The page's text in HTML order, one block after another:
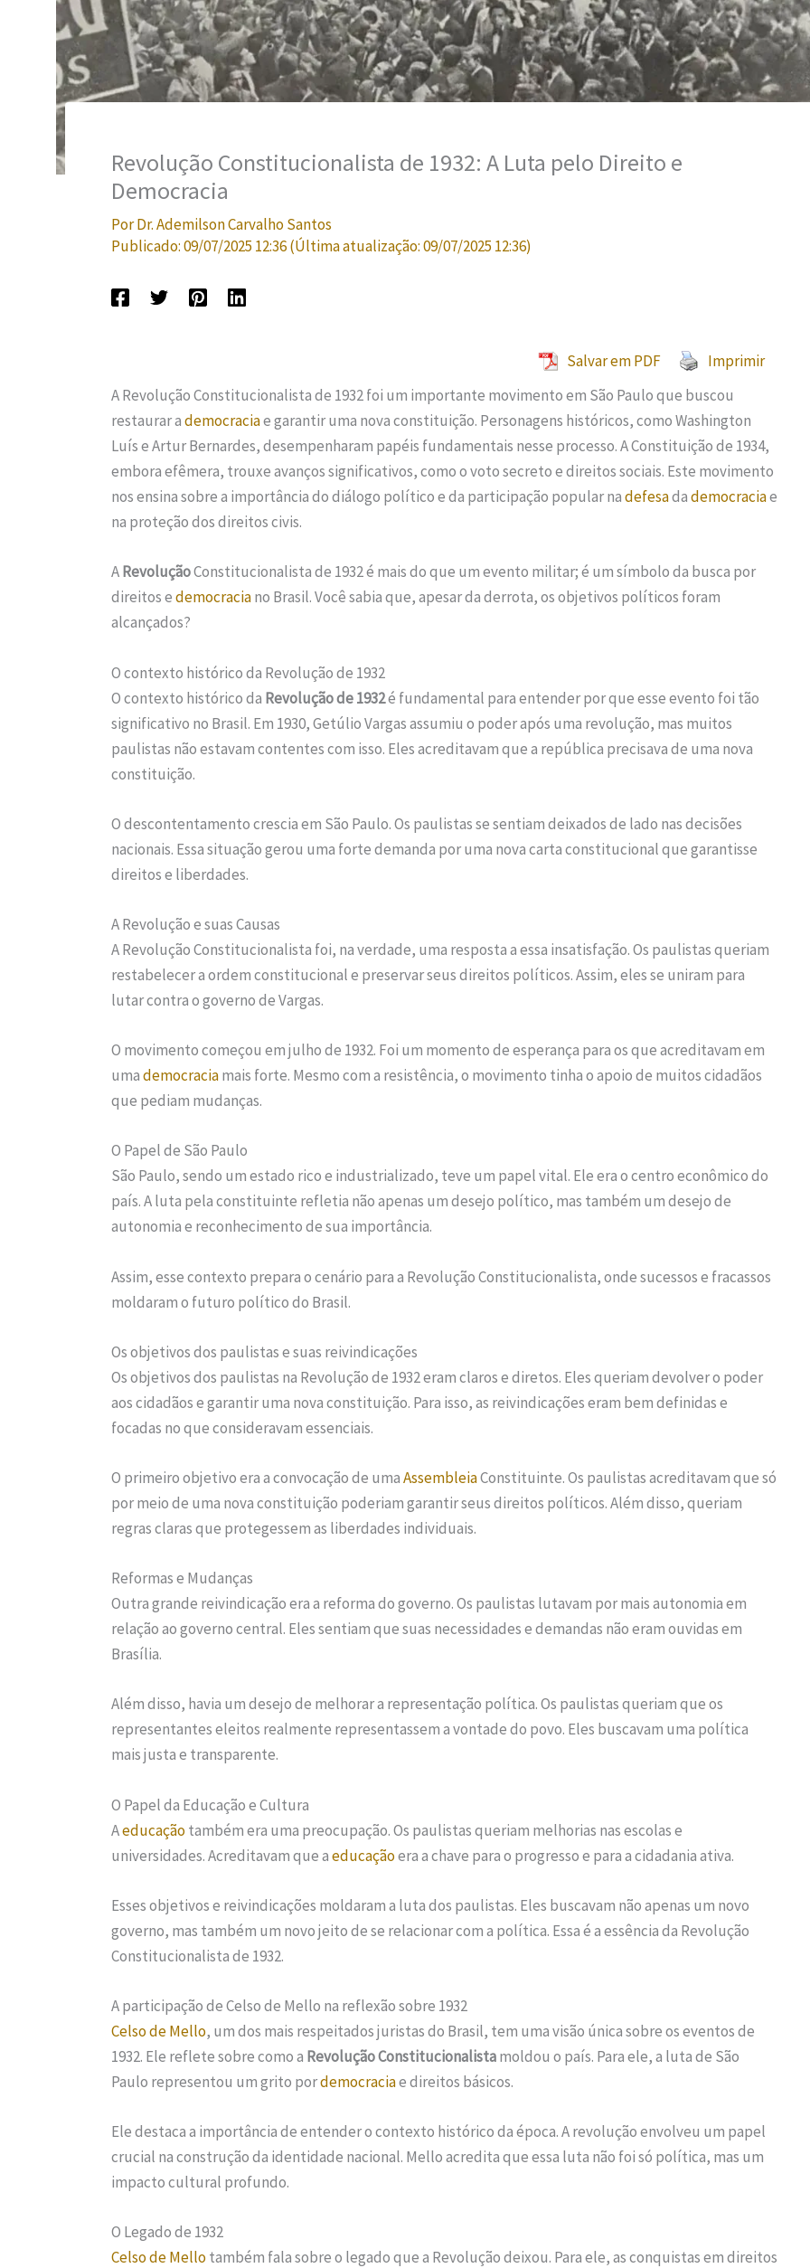
Revolução Constitucionalista de 1932: A Luta pelo Direito e
Democracia
PorDr. Ademilson Carvalho Santos
Publicado:09/07/2025 12:36(Última atualização:09/07/2025 12:36)
Salvar em PDF
Imprimir
A Revolução Constitucionalista de 1932 foi um importante movimento em São Paulo que buscou
restaurar ademocraciae garantir uma nova constituição. Personagens históricos, como Washington
Luís e Artur Bernardes, desempenharam papéis fundamentais nesse processo. A Constituição de 1934,
embora efêmera, trouxe avanços significativos, como o voto secreto e direitos sociais. Este movimento
nos ensina sobre a importância do diálogo político e da participação popular nadefesadademocraciae
na proteção dos direitos civis.
ARevoluçãoConstitucionalista de 1932 é mais do que um evento militar; é um símbolo da busca por
direitos edemocraciano Brasil. Você sabia que, apesar da derrota, os objetivos políticos foram
alcançados?
O contexto histórico da Revolução de 1932
O contexto histórico da Revolução de 1932é fundamental para entender por que esse evento foi tão
significativo no Brasil. Em 1930, Getúlio Vargas assumiu o poder após uma revolução, mas muitos
paulistas não estavam contentes com isso. Eles acreditavam que a república precisava de uma nova
constituição.
O descontentamento crescia em São Paulo. Os paulistas se sentiam deixados de lado nas decisões
nacionais. Essa situação gerou uma forte demanda por uma nova carta constitucional que garantisse
direitos e liberdades.
A Revolução e suas Causas
A Revolução Constitucionalista foi, na verdade, uma resposta a essa insatisfação. Os paulistas queriam
restabelecer a ordem constitucional e preservar seus direitos políticos. Assim, eles se uniram para
lutar contra o governo de Vargas.
O movimento começou em julho de 1932. Foi um momento de esperança para os que acreditavam em
umademocraciamais forte. Mesmo com a resistência, o movimento tinha o apoio de muitos cidadãos
que pediam mudanças.
O Papel de São Paulo
São Paulo, sendo um estado rico e industrializado, teve um papel vital. Ele era o centro econômico do
país. A luta pela constituinte refletia não apenas um desejo político, mas também um desejo de
autonomia e reconhecimento de sua importância.
Assim, esse contexto prepara o cenário para a Revolução Constitucionalista, onde sucessos e fracassos
moldaram o futuro político do Brasil.
Os objetivos dos paulistas e suas reivindicações
Os objetivos dos paulistas na Revolução de 1932 eram claros e diretos. Eles queriam devolver o poder
aos cidadãos e garantir uma nova constituição. Para isso, as reivindicações eram bem definidas e
focadas no que consideravam essenciais.
O primeiro objetivo era a convocação de umaAssembleiaConstituinte. Os paulistas acreditavam que só
por meio de uma nova constituição poderiam garantir seus direitos políticos. Além disso, queriam
regras claras que protegessem as liberdades individuais.
Reformas e Mudanças
Outra grande reivindicação era a reforma do governo. Os paulistas lutavam por mais autonomia em
relação ao governo central. Eles sentiam que suas necessidades e demandas não eram ouvidas em
Brasília.
Além disso, havia um desejo de melhorar a representação política. Os paulistas queriam que os
representantes eleitos realmente representassem a vontade do povo. Eles buscavam uma política
mais justa e transparente.
O Papel da Educação e Cultura
Aeducaçãotambém era uma preocupação. Os paulistas queriam melhorias nas escolas e
universidades. Acreditavam que aeducaçãoera a chave para o progresso e para a cidadania ativa.
Esses objetivos e reivindicações moldaram a luta dos paulistas. Eles buscavam não apenas um novo
governo, mas também um novo jeito de se relacionar com a política. Essa é a essência da Revolução
Constitucionalista de 1932.
A participação de Celso de Mello na reflexão sobre 1932
Celso de Mello, um dos mais respeitados juristas do Brasil, tem uma visão única sobre os eventos de
1932. Ele reflete sobre como a Revolução Constitucionalistamoldou o país. Para ele, a luta de São
Paulo representou um grito pordemocraciae direitos básicos.
Ele destaca a importância de entender o contexto histórico da época. A revolução envolveu um papel
crucial na construção da identidade nacional. Mello acredita que essa luta não foi só política, mas um
impacto cultural profundo.
O Legado de 1932
Celso de Mellotambém fala sobre o legado que a Revolução deixou. Para ele, as conquistas em direitos